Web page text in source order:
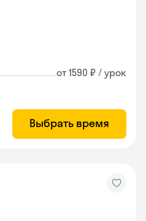
от 1590 ₽ / урок
Выбрать время